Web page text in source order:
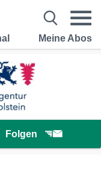
Meine Abos
Folgen